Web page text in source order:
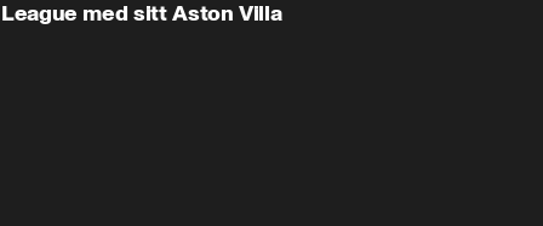
League med sitt Aston Villa